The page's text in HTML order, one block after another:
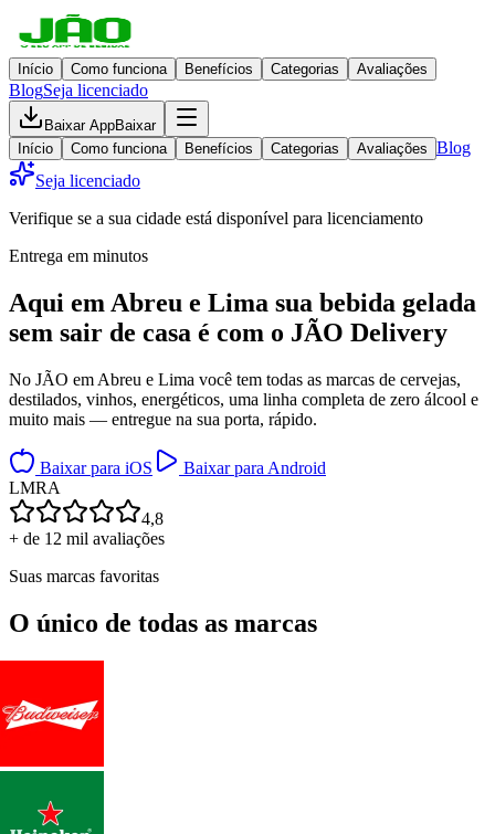
Início Como funciona Benefícios Categorias Avaliações
BlogSeja licenciado
Baixar AppBaixar
Início
Como funciona Benefícios Categorias Avaliações Blog
Seja licenciado
Verifique se a sua cidade está disponível para licenciamento
Entrega em minutos
Aqui em Abreu e Lima sua bebida gelada
sem sair de casa é com o JÃO Delivery
No JÃO em Abreu e Lima você tem todas as marcas de cervejas,
destilados, vinhos, energéticos, uma linha completa de zero álcool e
muito mais — entregue na sua porta, rápido.
Baixar para iOS
Baixar para Android
LMRA
4,8
+ de 12 mil avaliações
Suas marcas favoritas
O único de todas as marcas